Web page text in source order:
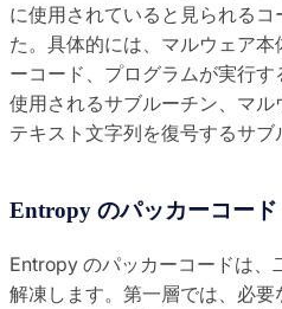
に使用されていると見られる
た。具体的には、マルウェア
ーコード、プログラムが実行
使用されるサブルーチン、マ
テキスト文字列を復号するサブ
Entropy のパッカーコード
Entropy のパッカーコードは、
解凍します。第一層では、必